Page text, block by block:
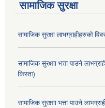
सामाजिक सुरक्षा
सामाजिक सुरक्षा लाभग्राहीहरुको
सामाजिक सुरक्षाा भत्ता पाउने
किस्ता)
सामाजिक सुरक्षाा भत्ता पाउने